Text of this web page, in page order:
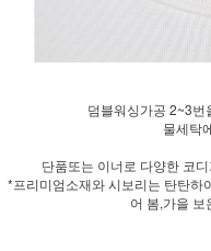
덤블워싱가공 2~3번
물세탁
단품또는 이너로 다양한 코
*프리미엄소재와 시보리는 탄탄하
어 봄,가을 보